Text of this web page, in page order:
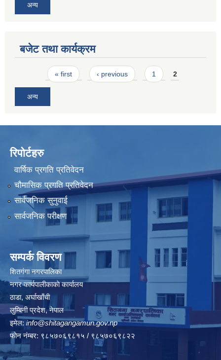
अन्य
बजेट तथा कार्यक्रम
Pages« first ‹ previous 1 2
अन्य
रिपोर्टहरु
वार्षिक प्रगति प्रतिवेदन
चौमासिक प्रगति प्रतिवेदन
सार्वजनिक सुनुवाई
सार्वजनिक परीक्षण
सम्पर्क विवरण
शितगंगा नगरपालिका
नगर कार्यपालीकाकाे कार्यालय
ठाडा, अर्घाखाँची
लुम्बिनी प्रदेश, नेपाल
इमेल: info@shitagangamun.gov.np
फोन नंम्बर: ९८५७०६९८१५ / ९८५७०६९८२२